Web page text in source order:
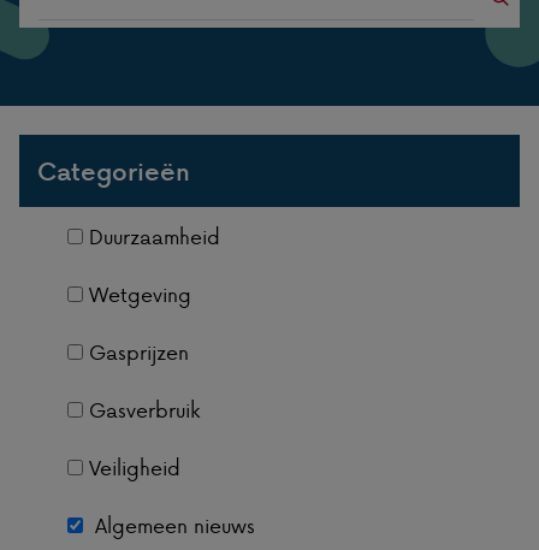
blogs
Categorieën
Duurzaamheid
Wetgeving
Gasprijzen
Gasverbruik
Veiligheid
Algemeen nieuws